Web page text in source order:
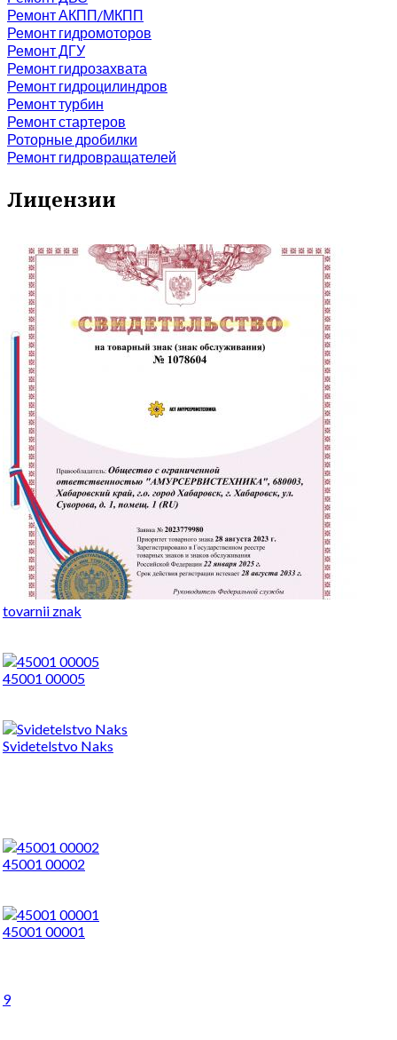
Ремонт АКПП/МКПП
Ремонт гидромоторов
Ремонт ДГУ
Ремонт гидрозахвата
Ремонт гидроцилиндров
Ремонт турбин
Ремонт стартеров
Роторные дробилки
Ремонт гидровращателей
Лицензии
tovarnii znak
45001 00005
Svidetelstvo Naks
45001 00002
45001 00001
9